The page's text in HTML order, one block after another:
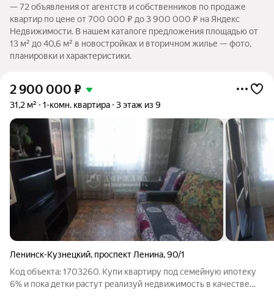
— 72 объявления от агентств и собственников по продаже
квартир по цене от 700 000 ₽ до 3 900 000 ₽ на Яндекс
Недвижимости. В нашем каталоге предложения площадью от
13 м² до 40,6 м² в новостройках и вторичном жилье — фото,
планировки и характеристики.
2 900 000 ₽
31,2 м² 1-комн. квартира 3 этаж из 9
Ленинск-Кузнецкий, проспект Ленина,90/1
Код объекта: 1703260. Купи квартиру под семейную ипотеку
6% и пока детки растут реализуй недвижимость в качестве